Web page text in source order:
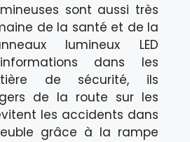
sont aussi très
de la santé et de la
lumineux LED
dans les
de sécurité, ils
de la route sur les
les accidents dans
grâce à la rampe